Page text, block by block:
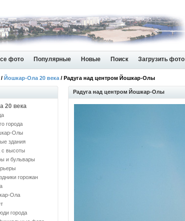
фото Популярные Новые Поиск Загрузить фото
/ Йошкар-Ола 20 века / Радуга над центром Йошкар-Олы
20 века
города
Олы
здания
высоты
и бульвары
горожан
Ола
города
Радуга над центром Йошкар-Олы